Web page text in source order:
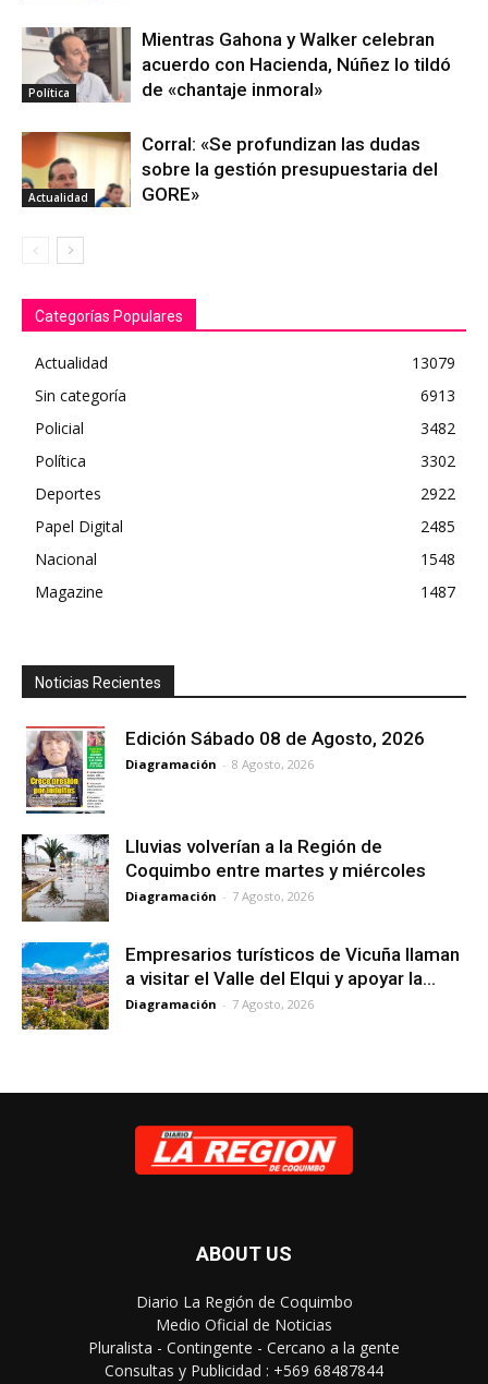
Política
Mientras Gahona y Walker celebran
acuerdo con Hacienda, Núñez lo tildó
de «chantaje inmoral»
Actualidad
Corral: «Se profundizan las dudas
sobre la gestión presupuestaria del
GORE»
Categorías Populares
Actualidad
13079
Sin categoría
6913
Policial
3482
Política
3302
Deportes
2922
Papel Digital
2485
Nacional
1548
Magazine
1487
Noticias Recientes
Edición Sábado 08 de Agosto, 2026
Diagramación - 8 Agosto, 2026
Lluvias volverían a la Región de
Coquimbo entre martes y miércoles
Diagramación - 7 Agosto, 2026
Empresarios turísticos de Vicuña llaman
a visitar el Valle del Elqui y apoyar la...
Diagramación - 7 Agosto, 2026
ABOUT US
Diario La Región de Coquimbo
Medio Oficial de Noticias
Pluralista - Contingente - Cercano a la gente
Consultas y Publicidad : +569 68487844